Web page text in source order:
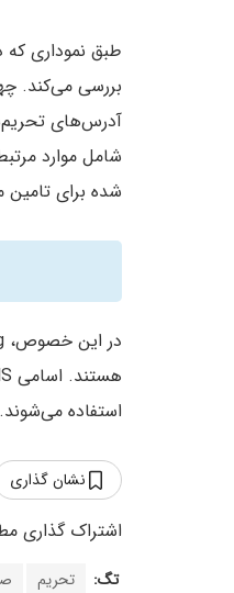
بررسی می‌کند.
آدرس‌های
شامل موارد
شده برای
در این خصوص، Banteg خاطرنشان کرده است که ۳۰ مورد از آدرس‌های مذکور مرتبط با
استفاده می‌شوند. Banteg گفته است که اکثر این آدرس‌ها احتمالا کاربران قانونی بوده‌اند.
نشان گذاری
تگ: تحریم